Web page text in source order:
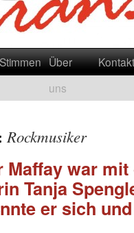
Stimmen Über
uns
Kontakt
Rockmusiker
Maffay war mit
Tanja
er sich